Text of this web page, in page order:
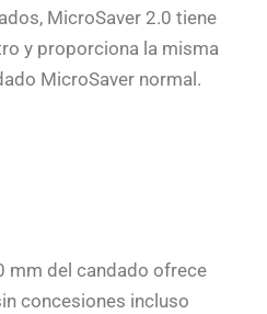
MicroSaver 2.0 tiene
y proporciona la misma
MicroSaver normal.
mm del candado ofrece
concesiones incluso